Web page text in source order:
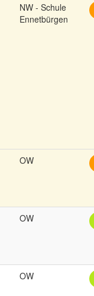
NW - Schule
Ennetbürgen
OW
OW
OW